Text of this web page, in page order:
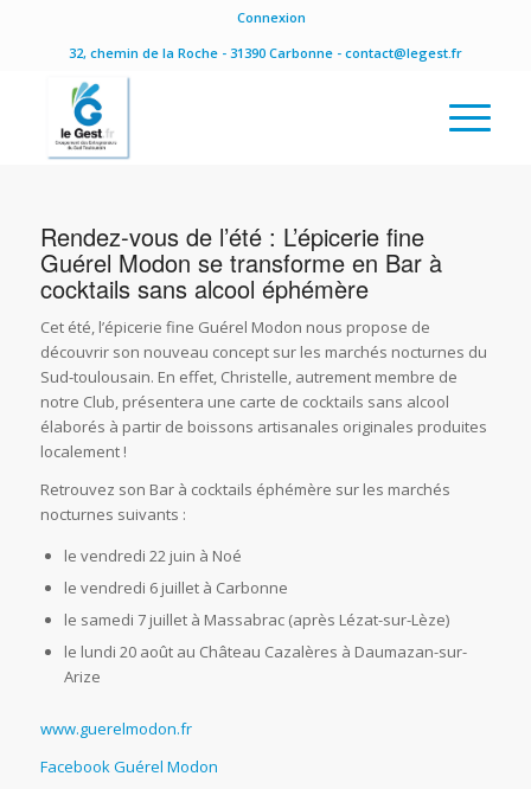
Connexion
32, chemin de la Roche - 31390 Carbonne - contact@legest.fr
Rendez-vous de l’été : L’épicerie fine
Guérel Modon se transforme en Bar à
cocktails sans alcool éphémère
Cet été, l’épicerie fine Guérel Modon nous propose de
découvrir son nouveau concept sur les marchés nocturnes du
Sud-toulousain. En effet, Christelle, autrement membre de
notre Club, présentera une carte de cocktails sans alcool
élaborés à partir de boissons artisanales originales produites
localement !
Retrouvez son Bar à cocktails éphémère sur les marchés
nocturnes suivants :
le vendredi 22 juin à Noé
le vendredi 6 juillet à Carbonne
le samedi 7 juillet à Massabrac (après Lézat-sur-Lèze)
le lundi 20 août au Château Cazalères à Daumazan-sur-
Arize
www.guerelmodon.fr
Facebook Guérel Modon